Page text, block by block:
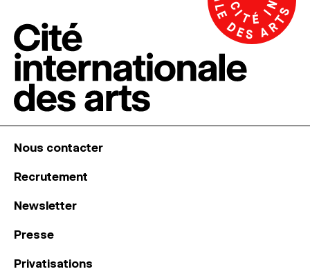
Nous contacter
Recrutement
Newsletter
Presse
Privatisations